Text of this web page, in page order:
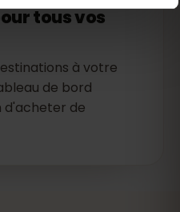
tous vos
à votre
de bord
d'acheter de